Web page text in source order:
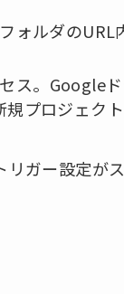
ォルダのURL
ス。Google
プロジェクト
ガー設定が